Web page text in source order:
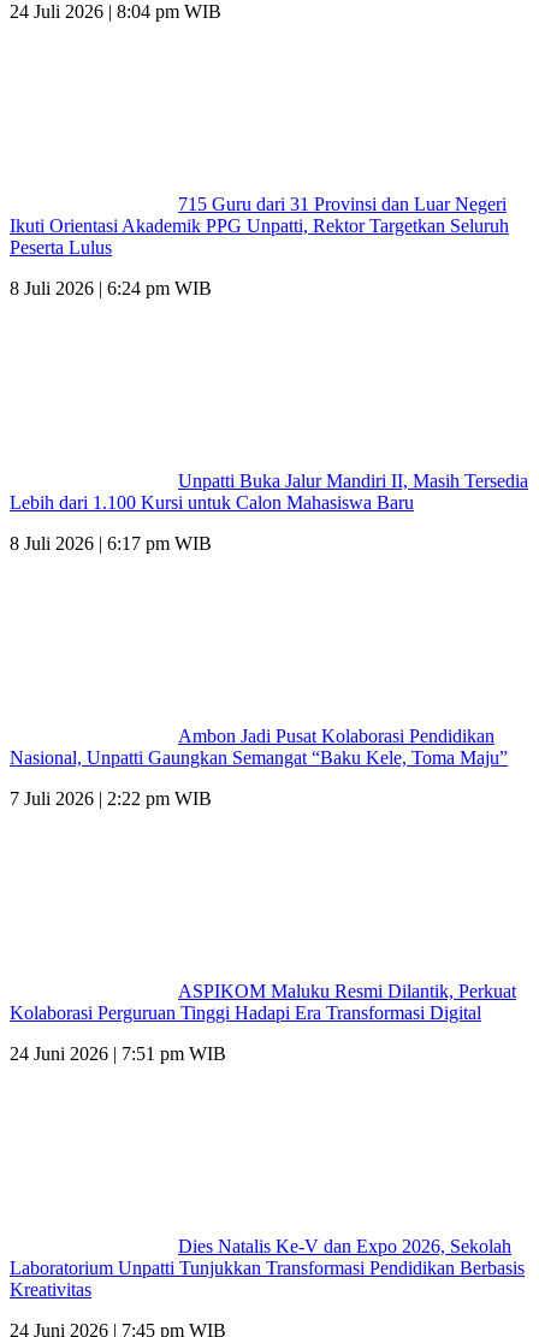
24 Juli 2026 | 8:04 pm WIB
715 Guru dari 31 Provinsi dan Luar Negeri
Ikuti Orientasi Akademik PPG Unpatti, Rektor Targetkan Seluruh
Peserta Lulus
8 Juli 2026 | 6:24 pm WIB
Unpatti Buka Jalur Mandiri II, Masih Tersedia
Lebih dari 1.100 Kursi untuk Calon Mahasiswa Baru
8 Juli 2026 | 6:17 pm WIB
Ambon Jadi Pusat Kolaborasi Pendidikan
Nasional, Unpatti Gaungkan Semangat “Baku Kele, Toma Maju”
7 Juli 2026 | 2:22 pm WIB
ASPIKOM Maluku Resmi Dilantik, Perkuat
Kolaborasi Perguruan Tinggi Hadapi Era Transformasi Digital
24 Juni 2026 | 7:51 pm WIB
Dies Natalis Ke-V dan Expo 2026, Sekolah
Laboratorium Unpatti Tunjukkan Transformasi Pendidikan Berbasis
Kreativitas
24 Juni 2026 | 7:45 pm WIB